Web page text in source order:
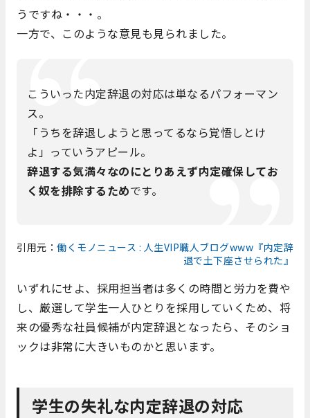
うですね・・・。
一方で、このような意見も見られました。
こういった内定辞退の対応は単なるパフォーマン
ス。
「うちを辞退しようと思ってるなら覚悟しとけ
よ」っていうアピール。
辞退する気満々なのにとりあえず内定確保してお
く奴を排除するためです。
引用元： 働くモノニュース : 人生VIP職人ブログwww『内定辞
退で土下座させられた』
いずれにせよ、採用担当者は多くの時間と労力を費や
し、厳選して学生一人ひとりを採用していくため、将
来の優秀な社員候補が内定辞退となったら、そのショ
ックは非常に大きいものかと思います。
学生の失礼な内定辞退の対応